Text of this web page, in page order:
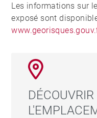
Les informations sur
exposé sont
DÉCOUVRIR